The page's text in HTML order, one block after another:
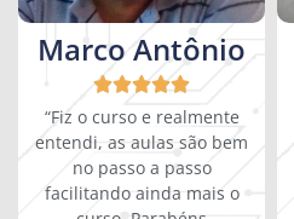
Marco Antônio

“Fiz o curso e realmente
entendi, as aulas são bem
no passo a passo
facilitando ainda mais o